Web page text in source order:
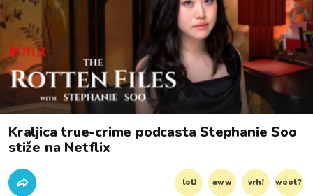
Kraljica true-crime podcasta Stephanie Soo
stiže na Netflix
lol! aww vrh! woot?!